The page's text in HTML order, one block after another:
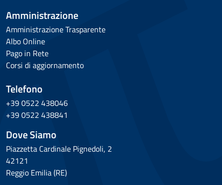
Amministrazione
Amministrazione Trasparente
Albo Online
Pago in Rete
Corsi di aggiornamento
Telefono
+39 0522 438046
+39 0522 438841
Dove Siamo
Piazzetta Cardinale Pignedoli, 2
42121
Reggio Emilia (RE)